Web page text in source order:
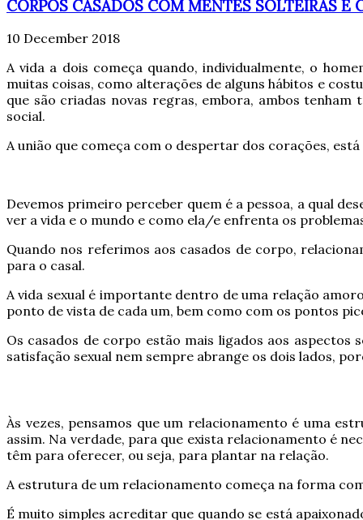
CORPOS CASADOS COM MENTES SOLTEIRAS E
10 December 2018
A vida a dois começa quando, individualmente, o
muitas coisas, como alterações de alguns hábitos e
que são criadas novas regras, embora, ambos
social.
A união que começa com o despertar dos corações,
Devemos primeiro perceber quem é a pessoa, a qual
ver a vida e o mundo e como ela/e enfrenta os
Quando nos referimos aos casados de corpo,
para o casal.
A vida sexual é importante dentro de uma relação
ponto de vista de cada um, bem como com os pontos
Os casados de corpo estão mais ligados aos
satisfação sexual nem sempre abrange os dois lados,
Às vezes, pensamos que um relacionamento é uma
assim. Na verdade, para que exista relacionamento é
têm para oferecer, ou seja, para plantar na relação.
A estrutura de um relacionamento começa na forma
É muito simples acreditar que quando se está